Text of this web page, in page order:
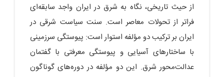
از حیث تاریخی، نگاه به شرق در ایران واجد سابقه‌ای
فراتر از تحولات معاصر است. سنت سیاست شرقی در
ایران بر ترکیب دو مؤلفه استوار است: پیوستگی سرزمینی
با ساختارهای آسیایی و پیوستگی معرفتی با گفتمان
عدالت‌محور شرق. این دو مؤلفه در دوره‌های گوناگون